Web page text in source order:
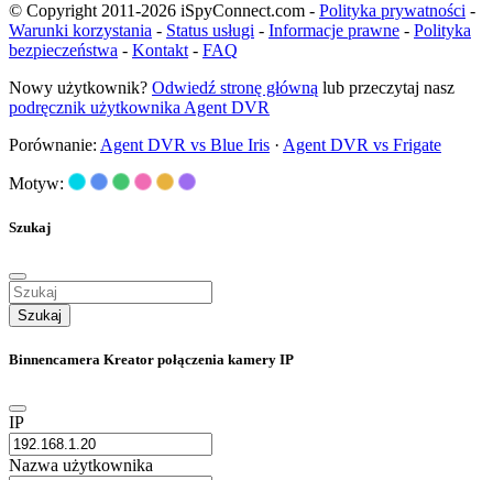
© Copyright 2011-2026 iSpyConnect.com - Polityka prywatności -
Warunki korzystania - Status usługi - Informacje prawne - Polityka
bezpieczeństwa - Kontakt - FAQ
Nowy użytkownik? Odwiedź stronę główną lub przeczytaj nasz
podręcznik użytkownika Agent DVR
Porównanie: Agent DVR vs Blue Iris · Agent DVR vs Frigate
Motyw:
Szukaj
Szukaj
Binnencamera Kreator połączenia kamery IP
IP
Nazwa użytkownika